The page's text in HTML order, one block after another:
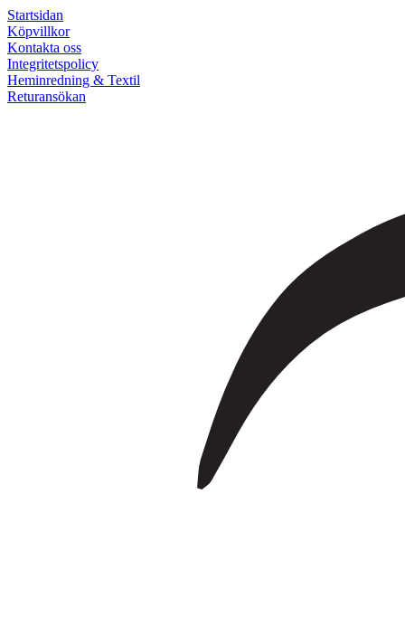
Startsidan
Köpvillkor
Kontakta oss
Integritetspolicy
Heminredning & Textil
Returansökan